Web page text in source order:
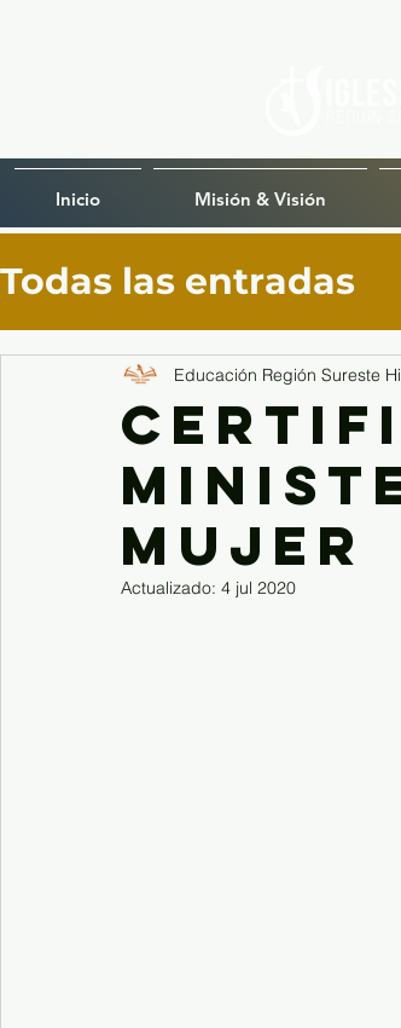
Inicio Misión & Visión
Todas las entradas
Desarrollo Líderes
Colegio
Mujer
Educación Región Sureste
Actualizado: 4 jul 2020